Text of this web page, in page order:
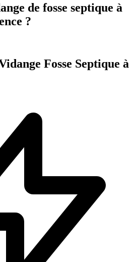
de fosse septique à
?
Fosse Septique à